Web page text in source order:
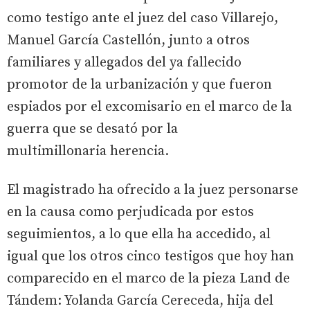
como testigo ante el juez del caso Villarejo,
Manuel García Castellón, junto a otros
familiares y allegados del ya fallecido
promotor de la urbanización y que fueron
espiados por el excomisario en el marco de la
guerra que se desató por la
multimillonaria herencia.
El magistrado ha ofrecido a la juez personarse
en la causa como perjudicada por estos
seguimientos, a lo que ella ha accedido, al
igual que los otros cinco testigos que hoy han
comparecido en el marco de la pieza Land de
Tándem: Yolanda García Cereceda, hija del